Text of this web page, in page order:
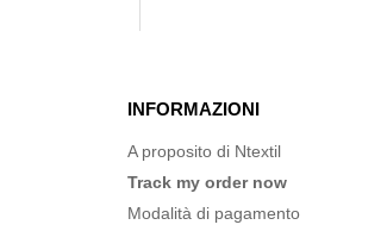
INFORMAZIONI
A proposito di Ntextil
Track my order now
Modalità di pagamento